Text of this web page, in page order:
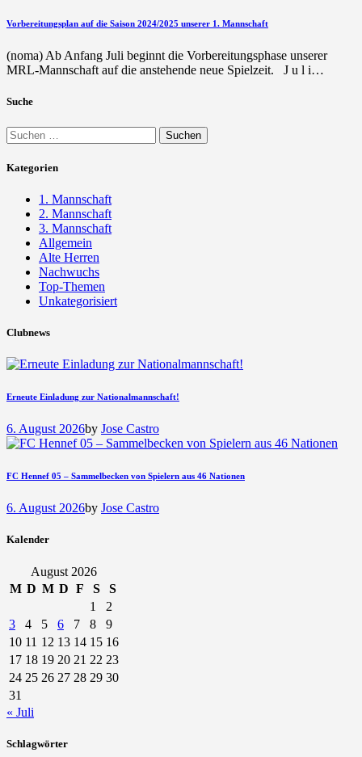
Vorbereitungsplan auf die Saison 2024/2025 unserer 1. Mannschaft
(noma) Ab Anfang Juli beginnt die Vorbereitungsphase unserer
MRL-Mannschaft auf die anstehende neue Spielzeit. J u l i…
Suche
Suchen
nach:
Kategorien
1. Mannschaft
2. Mannschaft
3. Mannschaft
Allgemein
Alte Herren
Nachwuchs
Top-Themen
Unkategorisiert
Clubnews
Erneute Einladung zur Nationalmannschaft!
6. August 2026by Jose Castro
FC Hennef 05 – Sammelbecken von Spielern aus 46 Nationen
6. August 2026by Jose Castro
Kalender
August 2026
M D M D F S
S
1
2
3
4 5 6 7 8
9
10 11 12 13 14 15 16
17 18 19 20 21 22 23
24 25 26 27 28 29 30
31
« Juli
Schlagwörter